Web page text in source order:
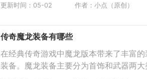
更新时间：05-02 作者：小点（原创）
传奇魔龙装备有哪些
在经典传奇游戏中魔龙版本带来了丰富
装备。魔龙装备主要分为首饰和武器两